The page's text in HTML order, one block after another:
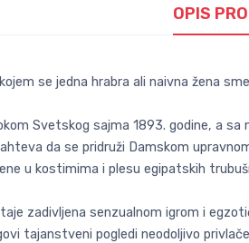
OPIS
se jedna hrabra ali naivna žena
Svetskog sajma 1893. godine, a
da se pridruži Damskom
u kostimima i plesu egipatskih
zadivljena senzualnom igrom i
tajanstveni pogledi neodoljivo